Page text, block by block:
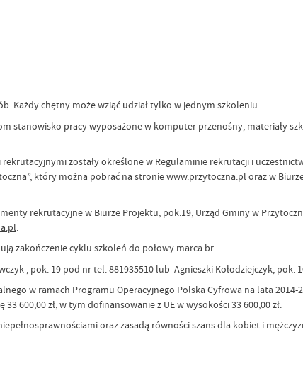
Każdy chętny może wziąć udział tylko w jednym szkoleniu.
stanowisko pracy wyposażone w komputer przenośny, materiały
zostały określone w Regulaminie rekrutacji i
który można pobrać na stroniewww.przytoczna.pl oraz w
rekrutacyjne w Biurze Projektu, pok.19, Urząd Gminy w
.
zakończenie cyklu szkoleń do połowy marca br.
, pok. 19 pod nr tel. 881935510 lub Agnieszki Kołodziejczyk, pok.
w ramach Programu Operacyjnego Polska Cyfrowa na lata 2014-
600,00 zł, w tym dofinansowanie z UE w wysokości 33 600,00 zł.
oraz zasadą równości szans dla kobiet i